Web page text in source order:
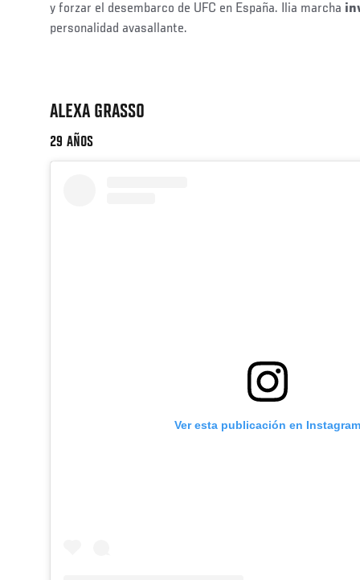
y forzar el desembarco de UFC en España. Ilia marcha
personalidad avasallante.
ALEXA GRASSO
29 AÑOS
Ver esta publicación en Instagram